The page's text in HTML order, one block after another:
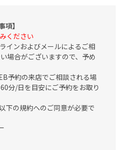
項】
ください
インおよびメールによるご相
場合がございますので、予め
予約の来店でご相談される場
分/日を目安にご予約をお取り
下の規約へのご同意が必要で